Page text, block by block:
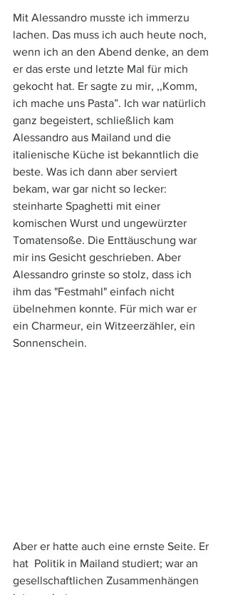
Mit Alessandro musste ich immerzu
lachen. Das muss ich auch heute noch,
wenn ich an den Abend denke, an dem
er das erste und letzte Mal für mich
gekocht hat. Er sagte zu mir, ,,Komm,
ich mache uns Pasta”. Ich war natürlich
ganz begeistert, schließlich kam
Alessandro aus Mailand und die
italienische Küche ist bekanntlich die
beste. Was ich dann aber serviert
bekam, war gar nicht so lecker:
steinharte Spaghetti mit einer
komischen Wurst und ungewürzter
Tomatensoße. Die Enttäuschung war
mir ins Gesicht geschrieben. Aber
Alessandro grinste so stolz, dass ich
ihm das "Festmahl" einfach nicht
übelnehmen konnte. Für mich war er
ein Charmeur, ein Witzeerzähler, ein
Sonnenschein.
Aber er hatte auch eine ernste Seite. Er
hat  Politik in Mailand studiert; war an
gesellschaftlichen Zusammenhängen